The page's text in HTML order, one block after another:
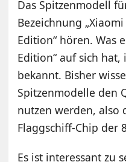
Das Spitzenmodell
Bezeichnung
Edition“ hören. Was
Edition“ auf sich
bekannt. Bisher
Spitzenmodelle den
nutzen werden, also
Flaggschiff-Chip der
Es ist interessant zu